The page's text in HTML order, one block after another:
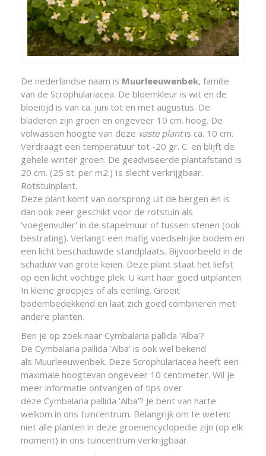
De nederlandse naam is Muurleeuwenbek, familie
van de Scrophulariacea. De bloemkleur is wit en de
bloeitijd is van ca. juni tot en met augustus. De
bladeren zijn groen en ongeveer 10 cm. hoog. De
volwassen hoogte van deze vaste plantis ca. 10 cm.
Verdraagt een temperatuur tot -20 gr. C. en blijft de
gehele winter groen. De geadviseerde plantafstand is
20 cm. (25 st. per m2.) Is slecht verkrijgbaar.
Rotstuinplant.
Deze plant komt van oorsprong uit de bergen en is
dan ook zeer geschikt voor de rotstuin als
'voegenvuller' in de stapelmuur of tussen stenen (ook
bestrating). Verlangt een matig voedselrijke bodem en
een licht beschaduwde standplaats. Bijvoorbeeld in de
schaduw van grote keien. Deze plant staat het liefst
op een licht vochtige plek. U kunt haar goed uitplanten
In kleine groepjes of als eenling. Groeit
bodembedekkend en laat zich goed combineren met
andere planten.
Ben je op zoek naar Cymbalaria pallida 'Alba'?
De Cymbalaria pallida 'Alba' is ook wel bekend
als Muurleeuwenbek. Deze Scrophulariacea heeft een
maximale hoogtevan ongeveer 10 centimeter. Wil je
meer informatie ontvangen of tips over
deze Cymbalaria pallida 'Alba'? Je bent van harte
welkom in ons tuincentrum. Belangrijk om te weten:
niet alle planten in deze groenencyclopedie zijn (op elk
moment) in ons tuincentrum verkrijgbaar.